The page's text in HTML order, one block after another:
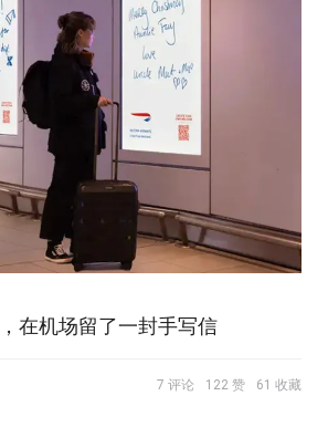
在机场留了一封手写信
7 评论 122 赞 61 收藏